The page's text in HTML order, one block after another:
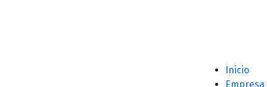
Inicio
Empresa